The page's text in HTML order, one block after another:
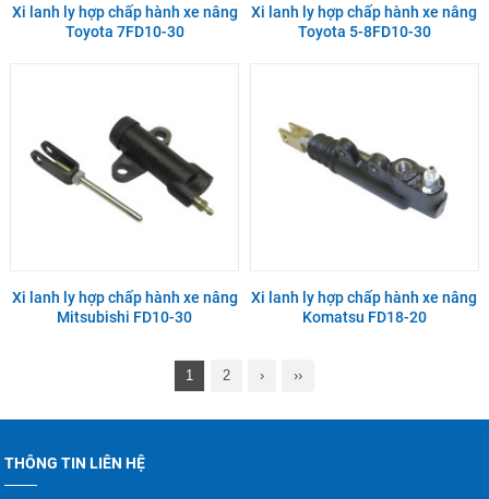
Xi lanh ly hợp chấp hành xe nâng
Toyota 7FD10-30
Xi lanh ly hợp chấp hành xe nâng
Toyota 5-8FD10-30
Xi lanh ly hợp chấp hành xe nâng
Mitsubishi FD10-30
Xi lanh ly hợp chấp hành xe nâng
Komatsu FD18-20
1 2 › ››
THÔNG TIN LIÊN HỆ